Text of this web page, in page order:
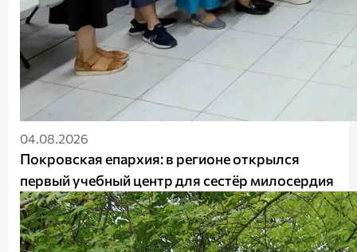
04.08.2026
Покровская епархия: в регионе открылся
первый учебный центр для сестёр милосердия